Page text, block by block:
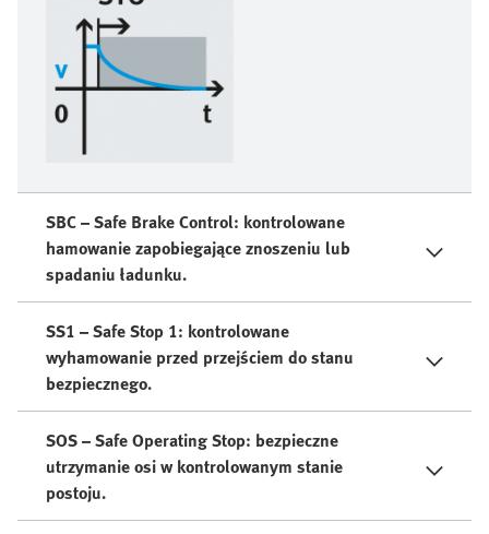
SBC – Safe Brake Control: kontrolowane
hamowanie zapobiegające znoszeniu lub
spadaniu ładunku.
SS1 – Safe Stop 1: kontrolowane
wyhamowanie przed przejściem do stanu
bezpiecznego.
SOS – Safe Operating Stop: bezpieczne
utrzymanie osi w kontrolowanym stanie
postoju.